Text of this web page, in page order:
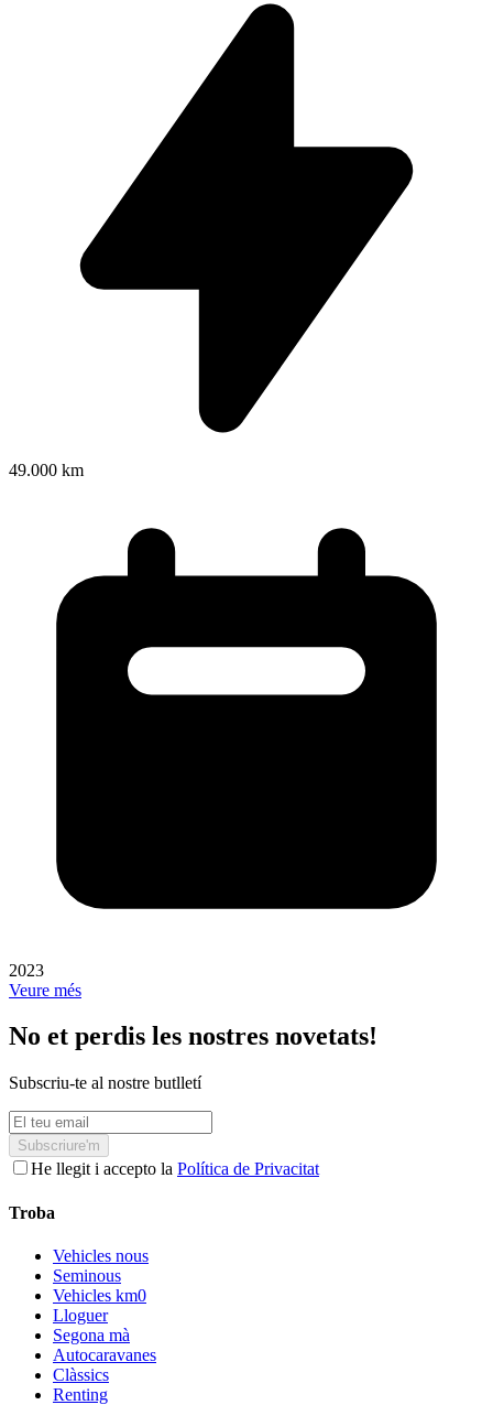
49.000 km
2023
Veure més
No et perdis les nostres novetats!
Subscriu-te al nostre butlletí
Subscriure'm
He llegit i accepto la Política de Privacitat
Troba
Vehicles nous
Seminous
Vehicles km0
Lloguer
Segona mà
Autocaravanes
Clàssics
Renting